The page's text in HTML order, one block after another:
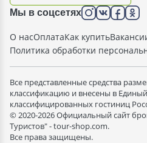
Мы в соцсетях
О насОплатаКак купить
Политика обработки
Все представленные средства
классификацию и внесены в
классифицированных гостиниц
© 2020-2026 Официальный сайт
Туристов" - tour-shop.com.
Все права защищены.